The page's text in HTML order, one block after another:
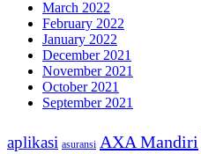
March 2022
February 2022
January 2022
December 2021
November 2021
October 2021
September 2021
aplikasi asuransi AXA Mandiri